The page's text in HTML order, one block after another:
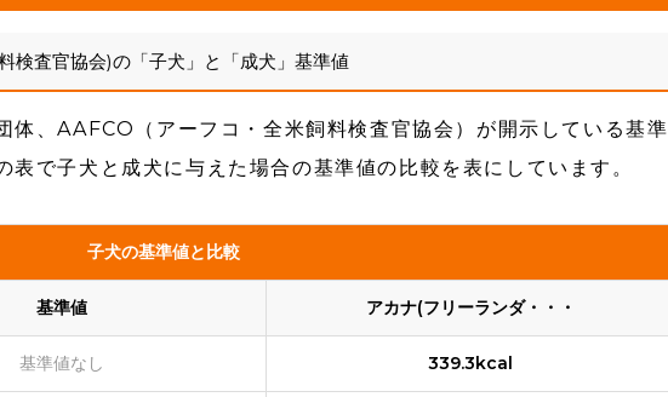
検査官協会)の「子犬」と「成犬」基準値
体、AAFCO（アーフコ・全米飼料検査官協会）が開示している基準
で子犬と成犬に与えた場合の基準値の比較を表にしています。
子犬の基準値と比較
基準値 アカナ(フリーランダ・・・
基準値なし 339.3kcal